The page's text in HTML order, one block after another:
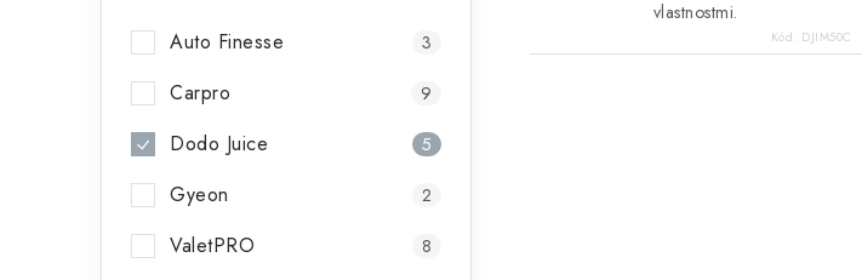
Auto Finesse 3
Carpro 9
Dodo Juice 5
Gyeon 2
ValetPRO 8
vlastnostmi.
Kód: DJIM50C